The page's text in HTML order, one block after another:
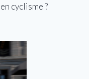
cyclisme ?